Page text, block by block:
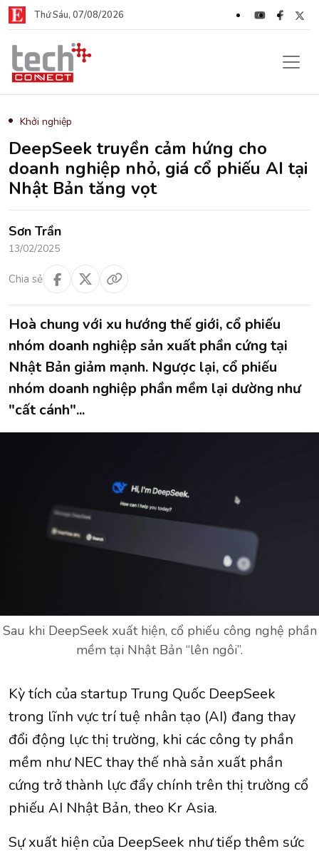
Thứ Sáu, 07/08/2026
Khởi nghiệp
DeepSeek truyền cảm hứng cho
doanh nghiệp nhỏ, giá cổ phiếu AI tại
Nhật Bản tăng vọt
Sơn Trần
13/02/2025
Chia sẻ
Hoà chung với xu hướng thế giới, cổ phiếu
nhóm doanh nghiệp sản xuất phần cứng tại
Nhật Bản giảm mạnh. Ngược lại, cổ phiếu
nhóm doanh nghiệp phần mềm lại dường như
"cất cánh"...
Sau khi DeepSeek xuất hiện, cổ phiếu công nghệ phần
mềm tại Nhật Bản “lên ngôi”.
Kỳ tích của startup Trung Quốc DeepSeek
trong lĩnh vực trí tuệ nhân tạo (AI) đang thay
đổi động lực thị trường, khi các công ty phần
mềm như NEC thay thế nhà sản xuất phần
cứng trở thành lực đẩy chính trên thị trường cổ
phiếu AI Nhật Bản, theo Kr Asia.
Sự xuất hiện của DeepSeek như tiếp thêm sức